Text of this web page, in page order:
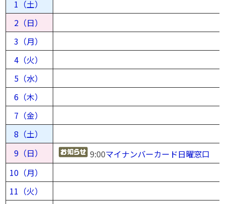
1（土）
2（日）
3（月）
4（火）
5（水）
6（木）
7（金）
8（土）
9（日）
9:00マイナンバーカード日曜窓口
10（月）
11（火）